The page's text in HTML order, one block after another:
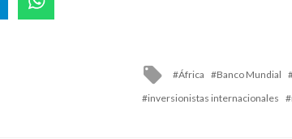
Tagged
África Banco Mundial
inversionistas internacionales